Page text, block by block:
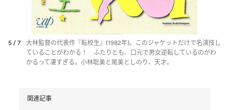
5 / 7
大林監督の代表作『転校生』(1982年)。このジャケットだけで名演技し
ていることがわかる！ ふたりとも、口元で男女逆転しているのがわ
かるって凄すぎる。小林聡美と尾美としのり、天才。
関連記事